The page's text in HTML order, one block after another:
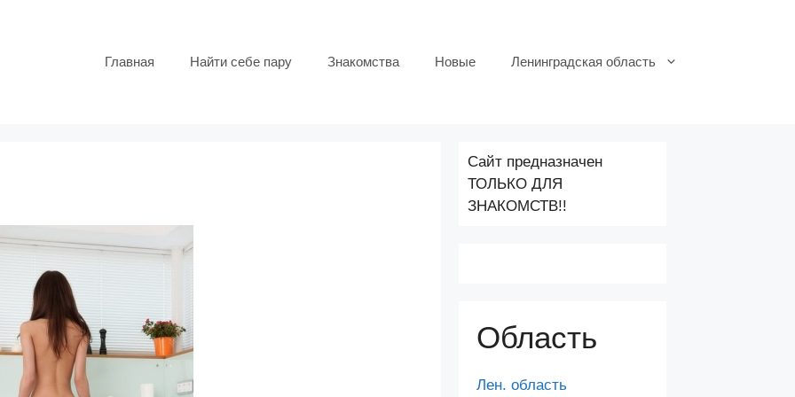
Главная Найти себе пару Знакомства Новые Ленинградская область
Сайт предназначен
ТОЛЬКО ДЛЯ
ЗНАКОМСТВ!!
Область
Лен. область